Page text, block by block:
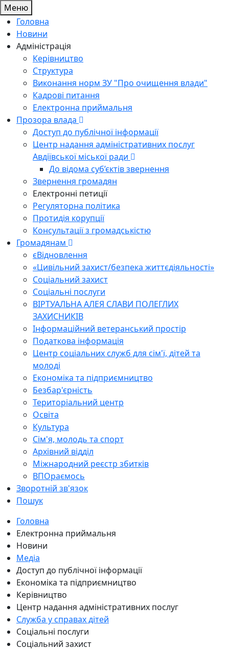
Меню
Головна
Новини
Адміністрація
Керівництво
Структура
Виконання норм ЗУ "Про очищення влади"
Кадрові питання
Електронна приймальня
Прозора влада
Доступ до публічної інформації
Центр надання адміністративних послуг
Авдіївської міської ради
До відома суб’єктів звернення
Звернення громадян
Електронні петиції
Регуляторна політика
Протидія корупції
Консультації з громадськістю
Громадянам
єВідновлення
«Цивільний захист/безпека життєдіяльності»
Соціальний захист
Соціальні послуги
ВІРТУАЛЬНА АЛЕЯ СЛАВИ ПОЛЕГЛИХ
ЗАХИСНИКІВ
Інформаційний ветеранський простір
Податкова інформація
Центр соціальних служб для сім'ї, дітей та
молоді
Економіка та підприємництво
Безбар'єрність
Територіальний центр
Освіта
Культура
Сім'я, молодь та спорт
Архівний відділ
Міжнародний реєстр збитків
ВПОраємось
Зворотній зв'язок
Пошук
Головна
Електронна приймальня
Новини
Медіа
Доступ до публічної інформації
Економіка та підприємництво
Керівництво
Центр надання адміністративних послуг
Служба у справах дітей
Соціальні послуги
Соціальний захист